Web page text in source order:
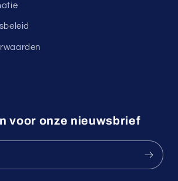
voor onze nieuwsbrief